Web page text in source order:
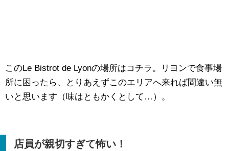
このLe Bistrot de Lyonの場所はコチラ。リヨンで食事場
所に困ったら、とりあえずこのエリアへ来れば間違い無
いと思います（味はともかくとして…）。
店員が親切すぎて怖い！